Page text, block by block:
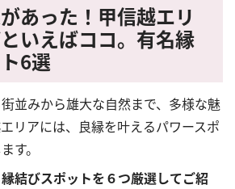
あった！ 甲信越エリ
いえばココ。有名縁
6選
並みから雄大な自然まで、多様な魅
リアには、良縁を叶えるパワースポ
す。
結びスポットを６つ厳選してご紹